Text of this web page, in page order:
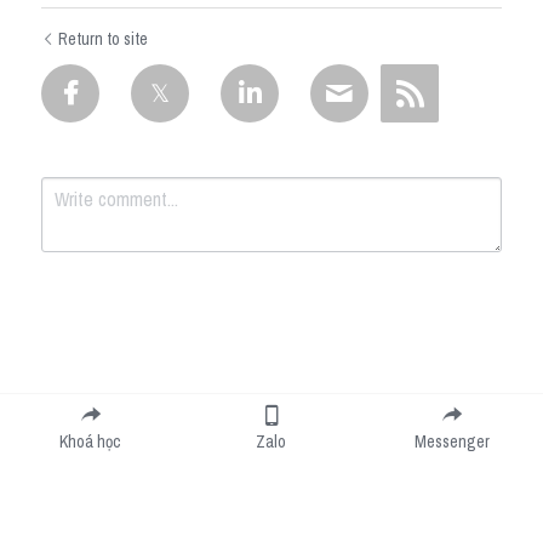
Return to site
Submit
Khoá học Zalo Messenger